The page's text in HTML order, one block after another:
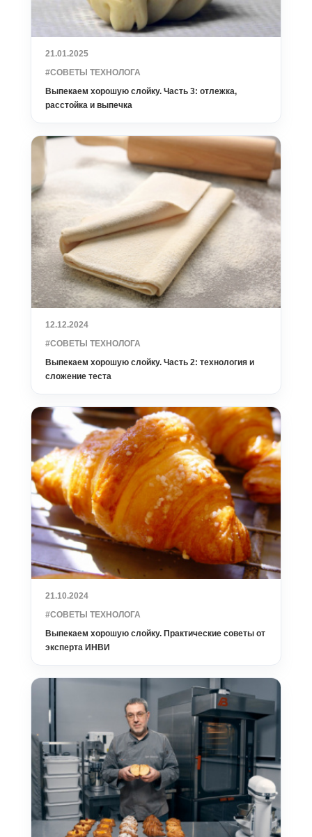
21.01.2025
#СОВЕТЫ ТЕХНОЛОГА
Выпекаем хорошую слойку. Часть 3: отлежка,
расстойка и выпечка
12.12.2024
#СОВЕТЫ ТЕХНОЛОГА
Выпекаем хорошую слойку. Часть 2: технология и
сложение теста
21.10.2024
#СОВЕТЫ ТЕХНОЛОГА
Выпекаем хорошую слойку. Практические советы от
эксперта ИНВИ